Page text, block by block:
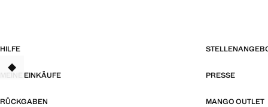
HILFE
MEINE EINKÄUFE PRESSE
RÜCKGABEN MANGO OUTLET